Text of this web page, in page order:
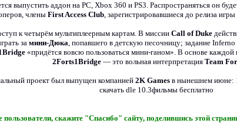
выпустить аддон на PC, Xbox 360 и PS3. Распространяться он
членыFirst Access Club, зарегистрировавшиеся до релиза
к четырём мультиплеерным картам. В миссии Call of Duke
за мини-Дюка, попавшего в детскую песочницу; задание
«придётся вовсю пользоваться мини-ганом». В основе
2Forts1Bridge — это вольная интерпретация Team
проект был выпущен компанией 2K Games в нынешнем июне:
скачать dle 10.3фильмы бесплатно
скажите "Спасибо" сайту, поделившись этой